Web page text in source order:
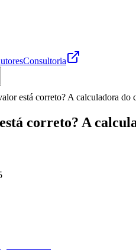
Consultoria
está correto? A calculadora do
correto? A